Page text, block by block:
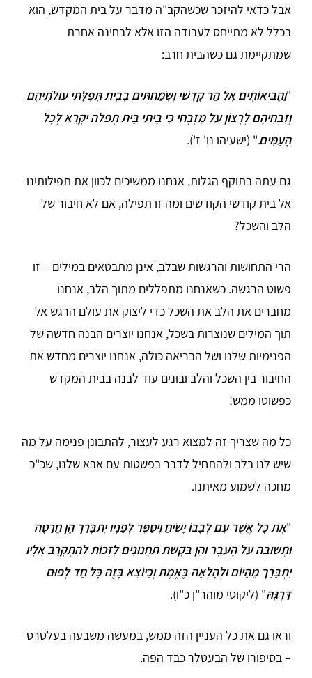
אבל כדאי להיזכר שכשהקב"ה מדבר על בית המקדש, הוא
בכלל לא מתייחס לעבודה הזו אלא לבחינה אחרת
שמתקיימת גם כשהבית חרב:
"וַהֲבִיאוֹתִים אֶל הַר קָדְשִׁי וְשִׂמַּחְתִּים בְּבֵית תְּפִלָּתִי עוֹלֹתֵיהֶם
וְזִבְחֵיהֶם לְרָצוֹן עַל מִזְבְּחִי כִּי בֵיתִי בֵּית תְּפִלָּה יִקָּרֵא לְכָל
הָעַמִּים." (ישעיהו נו' ז').
גם עתה בתוקף הגלות, אנחנו ממשיכים לכוון את תפילותינו
אל בית קודשי הקודשים ומה זו תפילה, אם לא חיבור של
הלב והשכל?
הרי התחושות והרגשות שבלב, אינן מתבטאים במילים – זו
פשוט הרגשה. כשאנחנו מתפללים מתוך הלב, אנחנו
מחברים את הלב את השכל כדי ליצוק את עולם הרגש אל
תוך המילים שנוצרות בשכל, אנחנו יוצרים הבנה חדשה של
הפנימיות שלנו ושל הבריאה כולה, אנחנו יוצרים מחדש את
החיבור בין השכל והלב ובונים עוד לבנה בבית המקדש
כפשוטו ממש!
כל מה שצריך זה למצוא רגע לעצור, להתבונן פנימה על מה
שיש לנו בלב ולהתחיל לדבר בפשטות עם אבא שלנו, שכ"כ
מחכה לשמוע מאיתנו.
"אֶת כָּל אֲשֶׁר עִם לְבָבוֹ יָשִׂיחַ וִיסַפֵּר לְפָנָיו יִתְבָּרַך הֵן חֲרָטָה
וּתְשׁוּבָה עַל הֶעָבָר וְהֵן בַּקָּשַׁת תַחֲנוּנִים לִזְכּוֹת לְהִתְקָרֵב אֵלָיו
יִתְבָּרַך מֵהַיּוֹם וּלְהָלְאָה בֶּאֱמֶת וְכַיּוֹצֵא בָּזֶה כָּל חַד לְפוּם
דַּרְגֵּהּ" (ליקוטי מוהר"ן כ"ו).
וראו גם את כל העניין הזה ממש, במעשה משבעה בעלטרס
– בסיפורו של הבעטלר כבד הפה.